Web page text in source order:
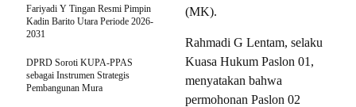
(MK).
Rahmadi G Lentam, selaku
Kuasa Hukum Paslon 01,
menyatakan bahwa
permohonan Paslon 02
Fariyadi Y Tingan Resmi Pimpin
Kadin Barito Utara Periode 2026-
2031
DPRD Soroti KUPA-PPAS
sebagai Instrumen Strategis
Pembangunan Mura